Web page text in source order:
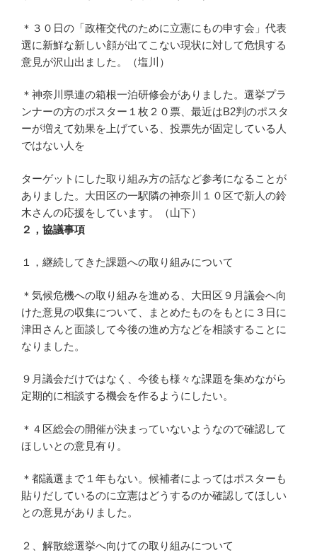
＊３０日の「政権交代のために立憲にもの申す会」代表
選に新鮮な新しい顔が出てこない現状に対して危惧する
意見が沢山出ました。（塩川）
＊神奈川県連の箱根一泊研修会がありました。選挙プラ
ンナーの方のポスター１枚２０票、最近はB2判のポスタ
ーが増えて効果を上げている、投票先が固定している人
ではない人を
ターゲットにした取り組み方の話など参考になることが
ありました。大田区の一駅隣の神奈川１０区で新人の鈴
木さんの応援をしています。（山下）
２， 協議事項
１，継続してきた課題への取り組みについて
＊気候危機への取り組みを進める、大田区９月議会へ向
けた意見の収集について、まとめたものをもとに３日に
津田さんと面談して今後の進め方などを相談することに
なりました。
９月議会だけではなく、今後も様々な課題を集めながら
定期的に相談する機会を作るようにしたい。
＊４区総会の開催が決まっていないようなので確認して
ほしいとの意見有り。
＊都議選まで１年もない。候補者によってはポスターも
貼りだしているのに立憲はどうするのか確認してほしい
との意見がありました。
２、解散総選挙へ向けての取り組みについて